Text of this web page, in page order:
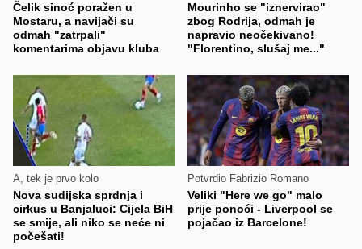
Čelik sinoć poražen u
Mostaru, a navijači su
odmah "zatrpali"
komentarima objavu kluba
Mourinho se "iznervirao"
zbog Rodrija, odmah je
napravio neočekivano!
"Florentino, slušaj me..."
A, tek je prvo kolo
Nova sudijska sprdnja i
cirkus u Banjaluci: Cijela BiH
se smije, ali niko se neće ni
počešati!
Potvrdio Fabrizio Romano
Veliki "Here we go" malo
prije ponoći - Liverpool se
pojačao iz Barcelone!